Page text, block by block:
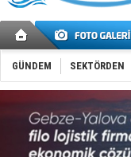
GÜNDEM SEKTÖRDEN